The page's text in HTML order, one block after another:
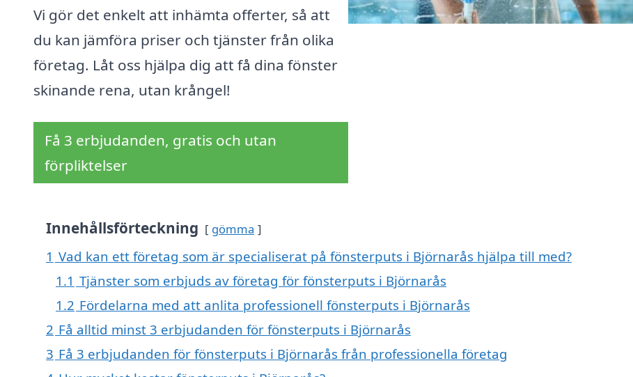
Vi gör det enkelt att inhämta offerter, så att
du kan jämföra priser och tjänster från olika
företag. Låt oss hjälpa dig att få dina fönster
skinande rena, utan krångel!
Få 3 erbjudanden, gratis och utan
förpliktelser
Innehållsförteckning gömma
1 Vad kan ett företag som är specialiserat på fönsterputs i Björnarås hjälpa till med?
1.1 Tjänster som erbjuds av företag för fönsterputs i Björnarås
1.2 Fördelarna med att anlita professionell fönsterputs i Björnarås
2 Få alltid minst 3 erbjudanden för fönsterputs i Björnarås
3 Få 3 erbjudanden för fönsterputs i Björnarås från professionella företag